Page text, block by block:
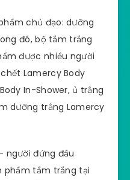
chủ đạo: dưỡng
đó, bộ tắm trắng
được nhiều người
Lamercy Body
In-Shower, ủ trắng
dưỡng trắng Lamercy
người đứng đầu
phẩm tắm trắng tại